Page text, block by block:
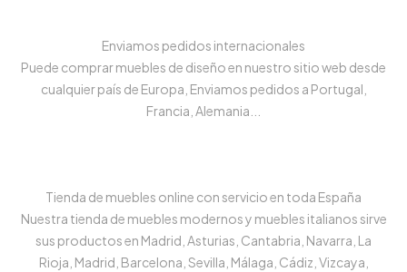
Enviamos pedidos internacionales
Puede comprar muebles de diseño en nuestro sitio web desde
cualquier país de Europa, Enviamos pedidos a Portugal,
Francia, Alemania...
Tienda de muebles online con servicio en toda España
Nuestra tienda de muebles modernos y muebles italianos sirve
sus productos en Madrid, Asturias, Cantabria, Navarra, La
Rioja, Madrid, Barcelona, Sevilla, Málaga, Cádiz, Vizcaya,